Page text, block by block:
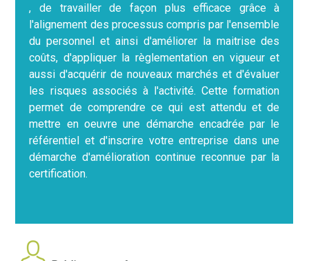
, de travailler de façon plus efficace grâce à
l'alignement des processus compris par l'ensemble
du personnel et ainsi d'améliorer la maitrise des
coûts, d'appliquer la règlementation en vigueur et
aussi d'acquérir de nouveaux marchés et d'évaluer
les risques associés à l'activité. Cette formation
permet de comprendre ce qui est attendu et de
mettre en oeuvre une démarche encadrée par le
référentiel et d'inscrire votre entreprise dans une
démarche d'amélioration continue reconnue par la
certification.